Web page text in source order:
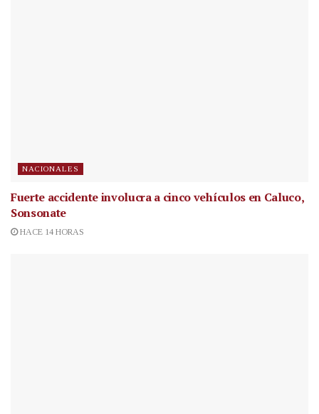
NACIONALES
Fuerte accidente involucra a cinco vehículos en Caluco,
Sonsonate
HACE 14 HORAS